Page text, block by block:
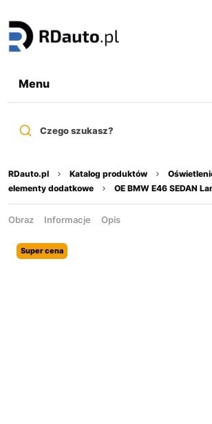
Menu
Czego szukasz?
RDauto.pl Katalog produktów
elementy dodatkowe
OE BMW E46 SEDAN
Obraz Informacje Opis
Super cena